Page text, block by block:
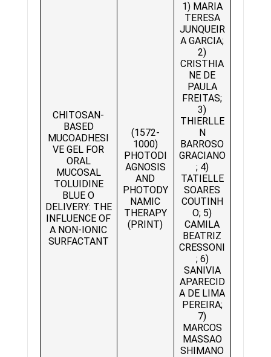
CHITOSAN-
BASED
MUCOADHESI
VE GEL FOR
ORAL
MUCOSAL
TOLUIDINE
BLUE O
DELIVERY: THE
INFLUENCE OF
A NON-IONIC
SURFACTANT
(1572-
1000)
PHOTODI
AGNOSIS
AND
PHOTODY
NAMIC
THERAPY
(PRINT)
1) MARIA
TERESA
JUNQUEIR
A GARCIA;
2)
CRISTHIA
NE DE
PAULA
FREITAS;
3)
THIERLLE
N
BARROSO
GRACIANO
; 4)
TATIELLE
SOARES
COUTINH
O; 5)
CAMILA
BEATRIZ
CRESSONI
; 6)
SANIVIA
APARECID
A DE LIMA
PEREIRA;
7)
MARCOS
MASSAO
SHIMANO